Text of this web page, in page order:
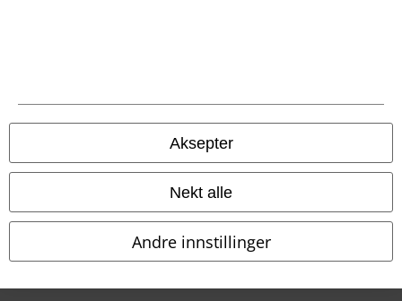
Aksepter
Nekt alle
Andre innstillinger
© 1986-2026 E.M.P. Merchandising HGmbH
EMP Online Shops